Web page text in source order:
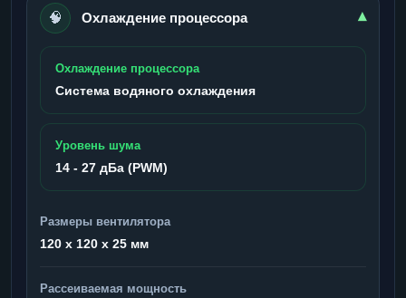
🧠 Охлаждение процессора ▾
Охлаждение процессора
Система водяного охлаждения
Уровень шума
14 - 27 дБа (PWM)
Размеры вентилятора
120 x 120 x 25 мм
Рассеиваемая мощность